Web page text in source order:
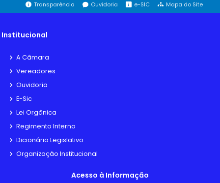
Transparência Ouvidoria e-SIC Mapa do Site
Institucional
A Câmara
Vereadores
Ouvidoria
E-Sic
Lei Orgânica
Regimento Interno
Dicionário Legislativo
Organização Institucional
Acesso à Informação